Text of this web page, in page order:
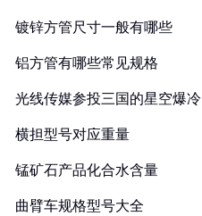
镀锌方管尺寸一般有哪些
铝方管有哪些常见规格
光线传媒参投三国的星空爆冷
横担型号对应重量
锰矿石产品化合水含量
曲臂车规格型号大全